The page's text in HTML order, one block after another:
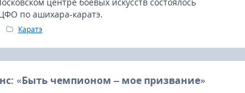
по ашихара-каратэ.
Каратэ
«Быть чемпионом – мое призвание»